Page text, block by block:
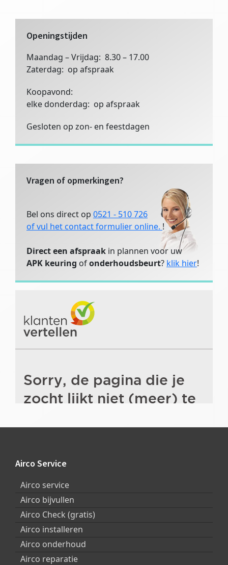
Openingstijden
Maandag – Vrijdag: 8.30 – 17.00
Zaterdag: op afspraak
Koopavond:
elke donderdag: op afspraak
Gesloten op zon- en feestdagen
Vragen of opmerkingen?
Bel ons direct op 0521 - 510 726
of vul het contact formulier online. !
Direct een afspraak in plannen voor uw
APK keuring ofonderhoudsbeurt? klik hier!
Footer
Airco Service
Airco service
Airco bijvullen
Airco Check (gratis)
Airco installeren
Airco onderhoud
Airco reparatie